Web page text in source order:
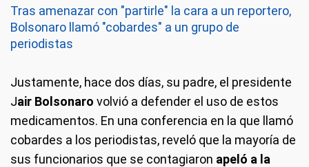
Tras amenazar con "partirle" la cara a un reportero,
Bolsonaro llamó "cobardes" a un grupo de
periodistas
Justamente, hace dos días, su padre, el presidente
Jair Bolsonaro volvió a defender el uso de estos
medicamentos. En una conferencia en la que llamó
cobardes a los periodistas, reveló que la mayoría de
sus funcionarios que se contagiaron apeló a la